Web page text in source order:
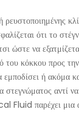
ότι το
ώστε να
κόκκου προς
εμποδίσει ή
αντί να
Fluid παρέχει